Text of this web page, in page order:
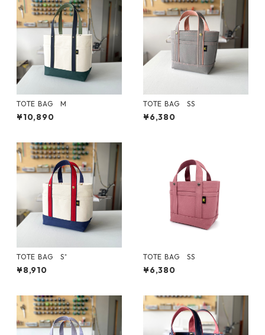
TOTE BAG M
¥10,890
TOTE BAG SS
¥6,380
TOTE BAG S⁺
¥8,910
TOTE BAG SS
¥6,380